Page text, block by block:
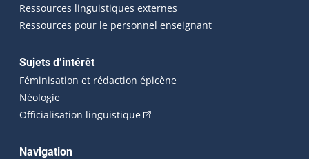
Ressources linguistiques externes
Ressources pour le personnel enseignant
Sujets d’intérêt
Féminisation et rédaction épicène
Néologie
Officialisation linguistique(Cet hyperlien externe s'ouvrira
Navigation